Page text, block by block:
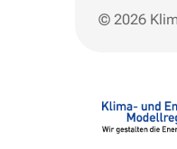
© 2026